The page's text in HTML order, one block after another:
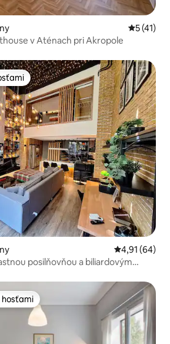
5 (41)
v Aténach pri Akropole
Priemerné
4,91 (64)
posilňovňou a biliardovým
hosťami
hosťami